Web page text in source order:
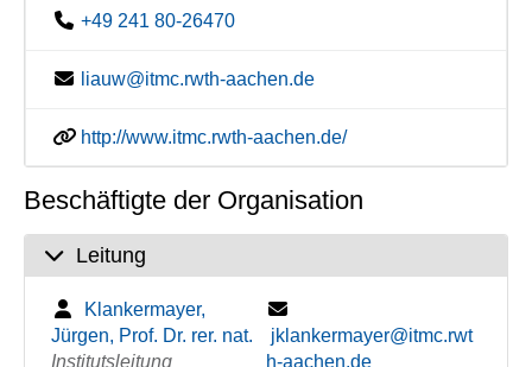
+49 241 80-26470
liauw@itmc.rwth-aachen.de
http://www.itmc.rwth-aachen.de/
Beschäftigte der Organisation
Leitung
Klankermayer,
Jürgen, Prof. Dr. rer. nat.
Institutsleitung
jklankermayer@itmc.rwt
h-aachen.de